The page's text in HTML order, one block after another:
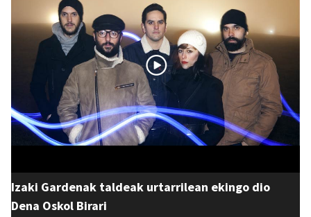
Izaki Gardenak taldeak urtarrilean ekingo dio
Dena Oskol Birari